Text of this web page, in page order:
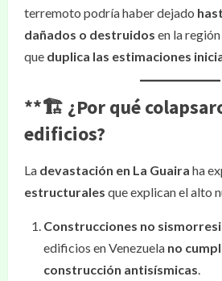
terremoto podría haber dejado
dañados o destruidos en la
que duplica las estimaciones
**🏗️ ¿Por qué
edificios?
La devastación en La Guaira ha
estructurales que explican el alto
Construcciones no
edificios en Venezuela no
construcción antisísmicas.